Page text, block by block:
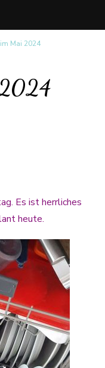
Mai 2024
Es ist herrliches
heute.